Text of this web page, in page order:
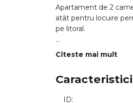
Apartament de 2
atât pentru locuire
pe litoral.
Proprietatea
Citeste mai mult
Caracteristici
ID: